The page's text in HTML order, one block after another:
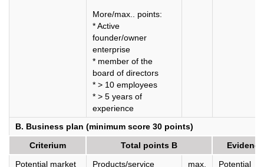
More/max.. points:
* Active
founder/owner
enterprise
* member of the
board of directors
* > 10 employees
* > 5 years of
experience
B. Business plan (minimum score 30 points)
Criterium
Total points B
Evidence
Potential market
Products/service
max.
Potential